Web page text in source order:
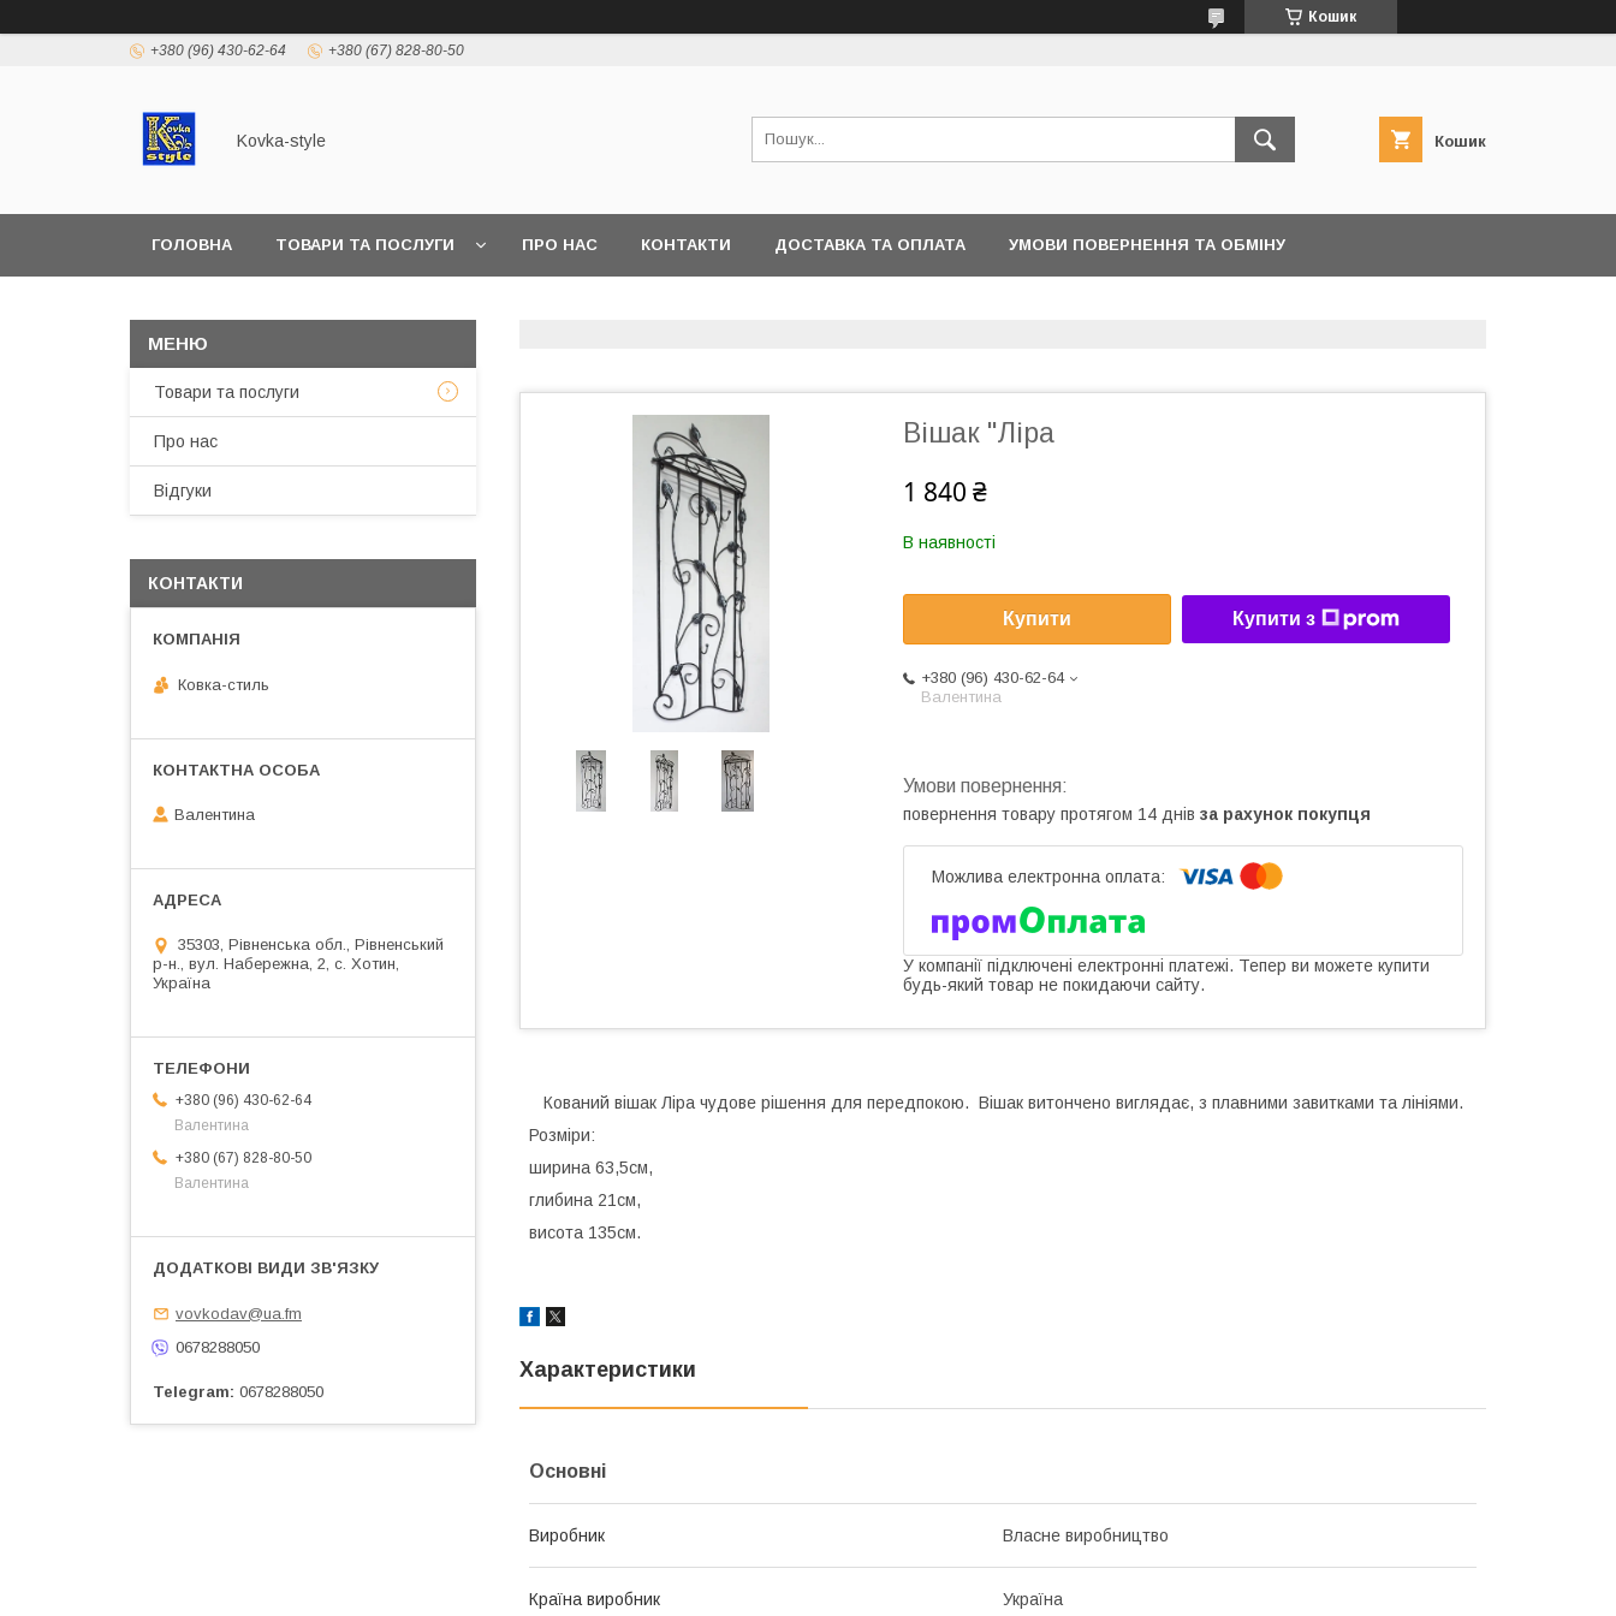
Кошик
+380 (96) 430-62-64 +380 (67) 828-80-50
Kovka-style Кошик
ГОЛОВНА ТОВАРИ ТА ПОСЛУГИ ПРО НАС КОНТАКТИ ДОСТАВКА ТА ОПЛАТА УМОВИ ПОВЕРНЕННЯ ТА ОБМІНУ
Вішак "Ліра
1 840 ₴
В наявності
Купити Купити з
+380 (96) 430-62-64
Валентина
повернення товару протягом 14 днів за рахунок покупця
У компанії підключені електронні платежі. Тепер ви можете купити
будь-який товар не покидаючи сайту.
Кований вішак Ліра чудове рішення для передпокою. Вішак витончено виглядає, з плавними завитками та лініями.
Розміри:
ширина 63,5см,
глибина 21см,
висота 135см.
Характеристики
Основні
Виробник Власне виробництво
Країна виробник Україна
Товари та послуги
Про нас
Відгуки
КОНТАКТИ
Ковка-стиль
Валентина
35303, Рівненська обл., Рівненський
р-н., вул. Набережна, 2, с. Хотин,
Україна
+380 (96) 430-62-64
Валентина
+380 (67) 828-80-50
Валентина
vovkodav@ua.fm
0678288050
Telegram 0678288050